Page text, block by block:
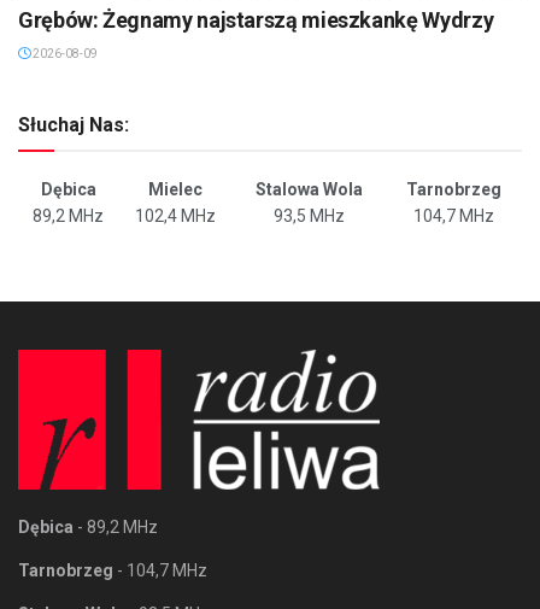
Grębów: Żegnamy najstarszą mieszkankę Wydrzy
2026-08-09
Słuchaj Nas:
Dębica Mielec Stalowa Wola
Tarnobrzeg
89,2 MHz
102,4 MHz 93,5 MHz 104,7 MHz
Dębica - 89,2 MHz
Tarnobrzeg - 104,7 MHz